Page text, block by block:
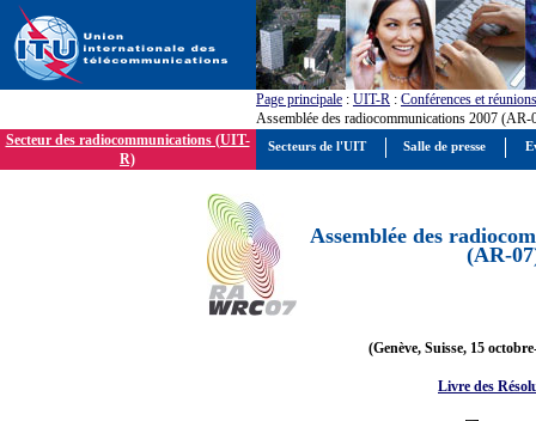
Page principale : UIT-R : Conférences et réunions
Assemblée des radiocommunications 2007 (AR-
Secteur des radiocommunications (UIT-
R)
Assemblée des
(AR-
(Genève, Suisse, 15
Livre des
Secteurs de l'UIT Salle de presse